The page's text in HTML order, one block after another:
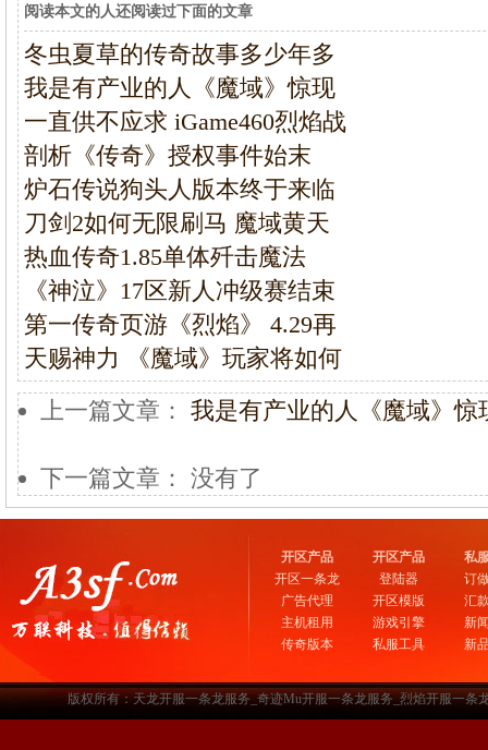
阅读本文的人还阅读过下面的文章
冬虫夏草的传奇故事多少年多
我是有产业的人《魔域》惊现
一直供不应求 iGame460烈焰战
剖析《传奇》授权事件始末
炉石传说狗头人版本终于来临
刀剑2如何无限刷马 魔域黄天
热血传奇1.85单体歼击魔法
《神泣》17区新人冲级赛结束
第一传奇页游《烈焰》 4.29再
天赐神力 《魔域》玩家将如何
上一篇文章： 我是有产业的人《魔域》惊
下一篇文章： 没有了
开区产品
开区一条龙
广告代理
主机租用
传奇版本
开区产品
登陆器
开区模版
游戏引擎
私服工具
私
订
汇
新
新
版权所有：天龙开服一条龙服务_奇迹Mu开服一条龙服务_烈焰开服一条